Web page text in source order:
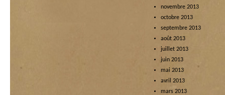
novembre 2013
octobre 2013
septembre 2013
août 2013
juillet 2013
juin 2013
mai 2013
avril 2013
mars 2013